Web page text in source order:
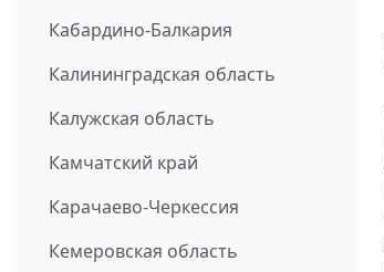
Кабардино-Балкария
Калининградская область
Калужская область
Камчатский край
Карачаево-Черкессия
Кемеровская область